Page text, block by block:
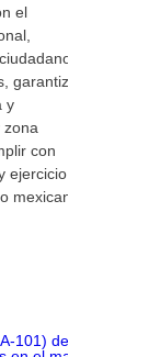
el
garantizar
y
zona
con
ejercicio
mexicano.